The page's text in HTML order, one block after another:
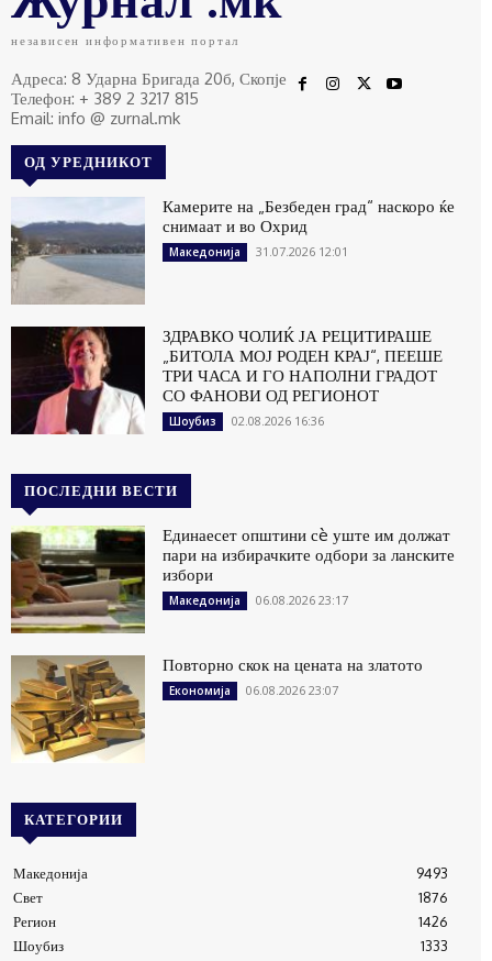
независен информативен портал
Адреса: 8 Ударна Бригада 20б, Скопје
Телефон: + 389 2 3217 815
Email: info @ zurnal.mk
ОД УРЕДНИКОТ
Камерите на „Безбеден град“ наскоро ќе
снимаат и во Охрид
Македонија 31.07.2026 12:01
ЗДРАВКО ЧОЛИЌ ЈА РЕЦИТИРАШЕ
„БИТОЛА МОЈ РОДЕН КРАЈ“, ПЕЕШЕ
ТРИ ЧАСА И ГО НАПОЛНИ ГРАДОТ
СО ФАНОВИ ОД РЕГИОНОТ
Шоубиз 02.08.2026 16:36
ПОСЛЕДНИ ВЕСТИ
Единаесет општини сè уште им должат
пари на избирачките одбори за ланските
избори
Македонија 06.08.2026 23:17
Повторно скок на цената на златото
Економија 06.08.2026 23:07
КАТЕГОРИИ
Македонија
9493
Свет
1876
Регион
1426
Шоубиз
1333